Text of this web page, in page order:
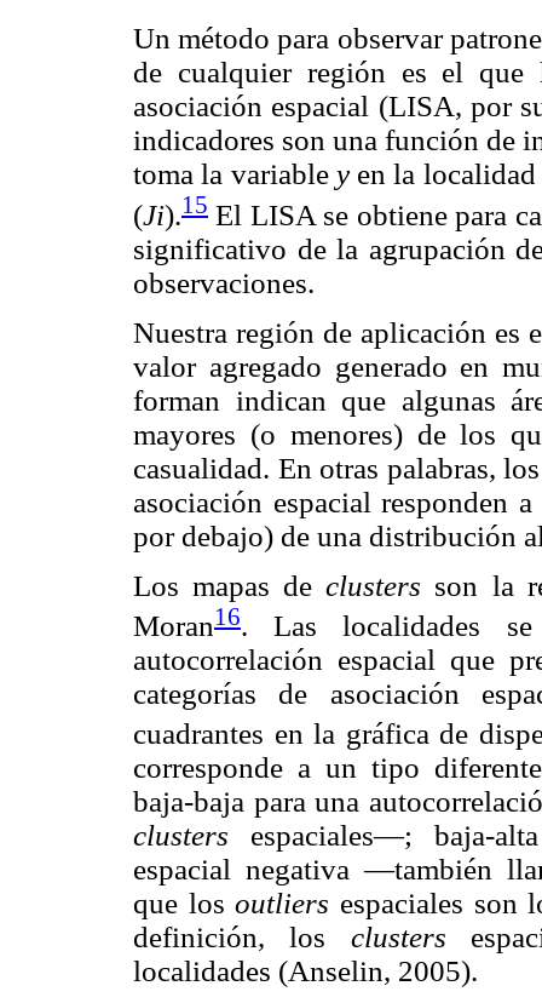
Un método para observar
de cualquier región es el que
asociación espacial (LISA, por
indicadores son una función de
toma la variable yen la
(Ji).15 El LISA se obtiene para
significativo de la agrupación
observaciones.
Nuestra región de aplicación es
valor agregado generado en
forman indican que algunas
mayores (o menores) de los
casualidad. En otras palabras,
asociación espacial responden
por debajo) de una distribución
Los mapas declusters son la
Moran16. Las localidades
autocorrelación espacial que
categorías de asociación
cuadrantes en la gráfica de
corresponde a un tipo
baja-baja para una
clusters espaciales—; baja-
espacial negativa —también
que losoutliers espaciales son
definición, los clusters
localidades (Anselin, 2005).